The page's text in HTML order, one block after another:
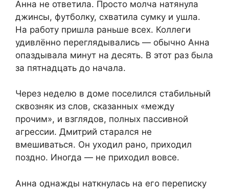
Анна не ответила. Просто молча натянула
джинсы, футболку, схватила сумку и ушла.
На работу пришла раньше всех. Коллеги
удивлённо переглядывались — обычно Анна
опаздывала минут на десять. В этот раз была
за пятнадцать до начала.
Через неделю в доме поселился стабильный
сквозняк из слов, сказанных «между
прочим», и взглядов, полных пассивной
агрессии. Дмитрий старался не
вмешиваться. Он уходил рано, приходил
поздно. Иногда — не приходил вовсе.
Анна однажды наткнулась на его переписку